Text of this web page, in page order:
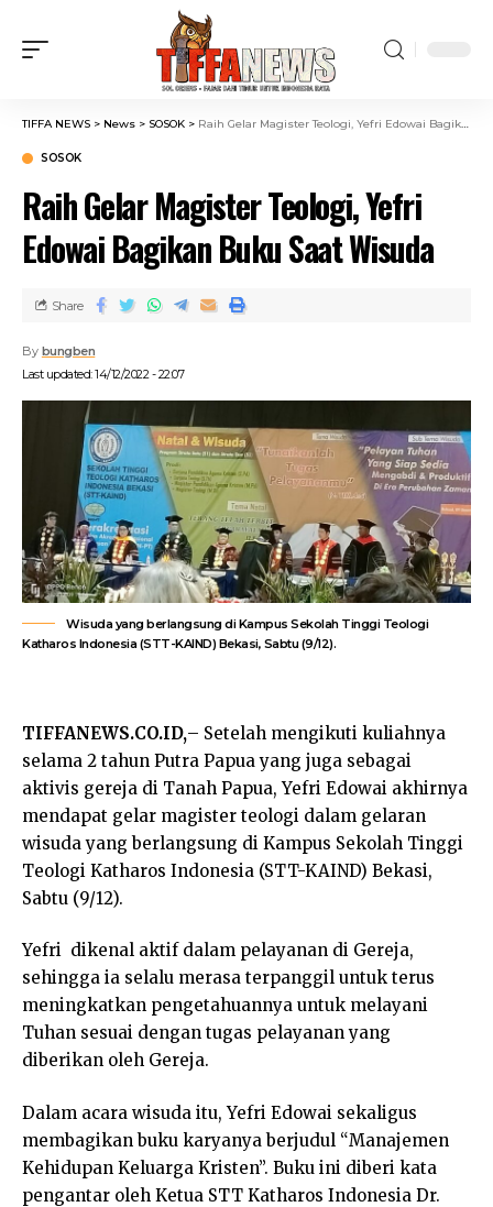
TIFFA NEWS > News > SOSOK > Raih Gelar Magister Teologi, Yefri Edowai Bagikan Buku Saat Wisuda
SOSOK
Raih Gelar Magister Teologi, Yefri
Edowai Bagikan Buku Saat Wisuda
Last updated: 14/12/2022 - 22:07
By bungben
Share
Wisuda yang berlangsung di Kampus Sekolah Tinggi Teologi
Katharos Indonesia (STT-KAIND) Bekasi, Sabtu (9/12).
TIFFANEWS.CO.ID,– Setelah mengikuti kuliahnya
selama 2 tahun Putra Papua yang juga sebagai
aktivis gereja di Tanah Papua, Yefri Edowai akhirnya
mendapat gelar magister teologi dalam gelaran
wisuda yang berlangsung di Kampus Sekolah Tinggi
Teologi Katharos Indonesia (STT-KAIND) Bekasi,
Sabtu (9/12).
Yefri dikenal aktif dalam pelayanan di Gereja,
sehingga ia selalu merasa terpanggil untuk terus
meningkatkan pengetahuannya untuk melayani
Tuhan sesuai dengan tugas pelayanan yang
diberikan oleh Gereja.
Dalam acara wisuda itu, Yefri Edowai sekaligus
membagikan buku karyanya berjudul “Manajemen
Kehidupan Keluarga Kristen”. Buku ini diberi kata
pengantar oleh Ketua STT Katharos Indonesia Dr.